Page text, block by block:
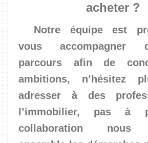
acheter ?
Notre équipe est
vous accompagner
parcours afin de
ambitions, n’hésitez
adresser à des
l’immobilier, pas
collaboration nous